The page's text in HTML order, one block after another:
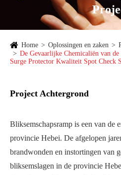
Home Oplossingen en zaken
De Gevaarlijke Chemicaliën van
Surge Protector Kwaliteit Spot Check
Project Achtergrond
Bliksemschapsramp is een van de
provincie Hebei. De afgelopen
brandwonden en instortingen van
bliksemslagen in de provincie